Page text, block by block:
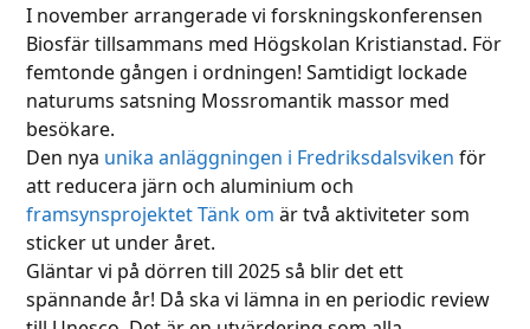
I november arrangerade vi forskningskonferensen
Biosfär tillsammans med Högskolan Kristianstad. För
femtonde gången i ordningen! Samtidigt lockade
naturums satsning Mossromantik massor med
besökare.
Den nya unika anläggningen i Fredriksdalsviken för
att reducera järn och aluminium och
framsynsprojektet Tänk om är två aktiviteter som
sticker ut under året.
Gläntar vi på dörren till 2025 så blir det ett
spännande år! Då ska vi lämna in en periodic review